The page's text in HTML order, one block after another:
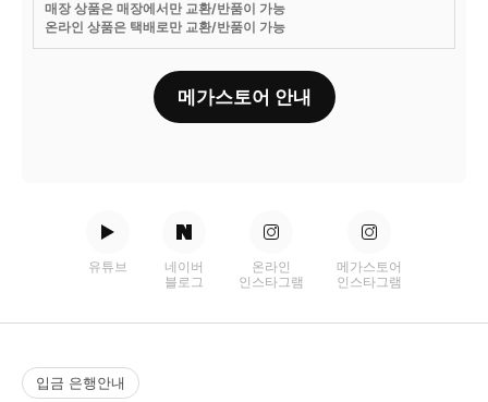
매장 상품은 매장에서만 교환/반품이 가능
온라인 상품은 택배로만 교환/반품이 가능
메가스토어 안내
유튜브
네이버
블로그
온라인
인스타그램
메가스토어
인스타그램
입금 은행안내